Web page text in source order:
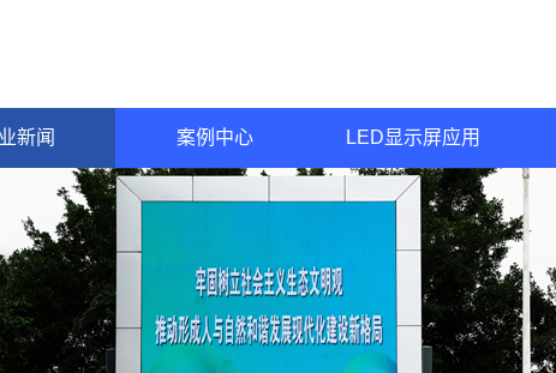
新闻 案例中心 LED显示屏应用